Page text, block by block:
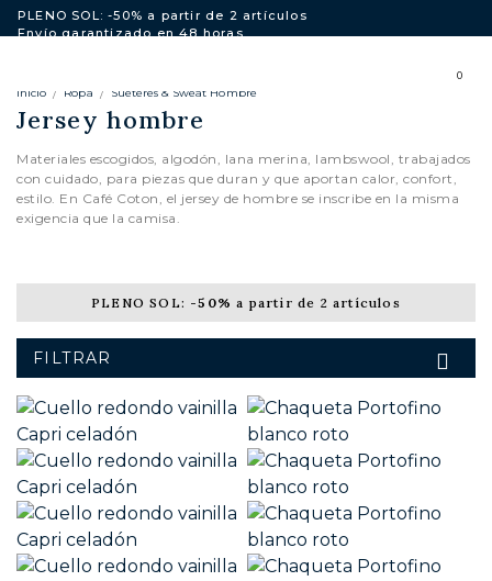
PLENO SOL: -50% a partir de 2 artículos
Envío garantizado en 48 horas
0
Inicio Ropa Suéteres & Sweat Hombre
Jersey hombre
Materiales escogidos, algodón, lana merina, lambswool, trabajados
con cuidado, para piezas que duran y que aportan calor, confort,
estilo. En Café Coton, el jersey de hombre se inscribe en la misma
exigencia que la camisa.
PLENO SOL: -50% a partir de 2 artículos
FILTRAR